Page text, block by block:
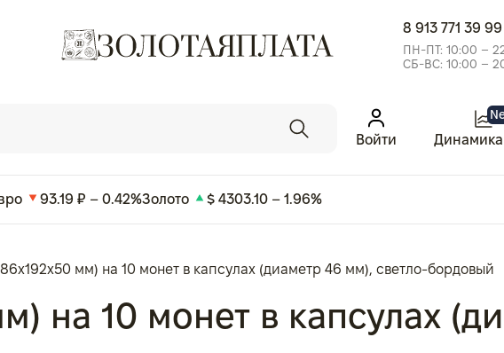
8 913 771 39 99
ПН-ПТ: 10:00 –
СБ-ВС: 10:00 –
Войти
93.19 ₽ – 0.42%Золото $ 4303.10 – 1.96%
мм) на 10 монет в капсулах (диаметр 46 мм), светло-бордовый
на 10 монет в капсулах